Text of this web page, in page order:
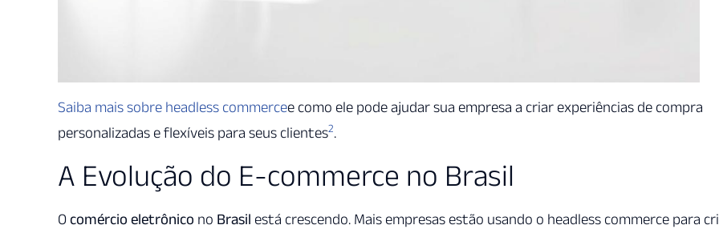
Saiba mais sobre headless commercee como ele pode ajudar sua empresa a criar experiências de compra
personalizadas e flexíveis para seus clientes2.
A Evolução do E-commerce no Brasil
Ocomércio eletrônico no Brasil está crescendo. Mais empresas estão usando o headless commerce para